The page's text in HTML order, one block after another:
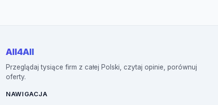
All4All
Przeglądaj tysiące firm z całej Polski, czytaj opinie, porównuj
oferty.
NAWIGACJA